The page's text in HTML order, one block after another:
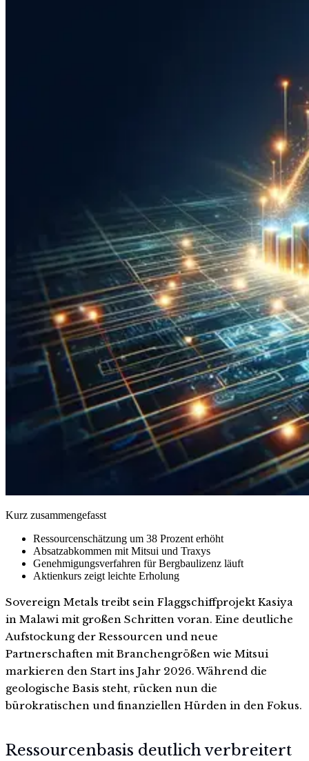
Kurz zusammengefasst
Ressourcenschätzung um 38 Prozent erhöht
Absatzabkommen mit Mitsui und Traxys
Genehmigungsverfahren für Bergbaulizenz läuft
Aktienkurs zeigt leichte Erholung
Sovereign Metals treibt sein Flaggschiffprojekt Kasiya
in Malawi mit großen Schritten voran. Eine deutliche
Aufstockung der Ressourcen und neue
Partnerschaften mit Branchengrößen wie Mitsui
markieren den Start ins Jahr 2026. Während die
geologische Basis steht, rücken nun die
bürokratischen und finanziellen Hürden in den Fokus.
Ressourcenbasis deutlich verbreitert